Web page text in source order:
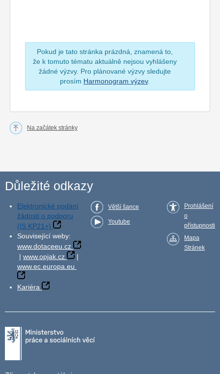
Pokud je tato stránka prázdná, znamená to,
že k tomuto tématu aktuálně nejsou vyhlášeny
žádné výzvy. Pro plánované výzvy sledujte
prosím Harmonogram výzev.
Na začátek stránky
Důležité odkazy
Elektronické podání
žádosti o podporu
(IS KP21+)
Související weby:
www.dotaceeu.cz
| www.opjak.cz
|
www.ec.europa.eu
Kariéra
Větší šance
Youtube
Prohlášení
o
přístupnosti
Mapa
Stránek